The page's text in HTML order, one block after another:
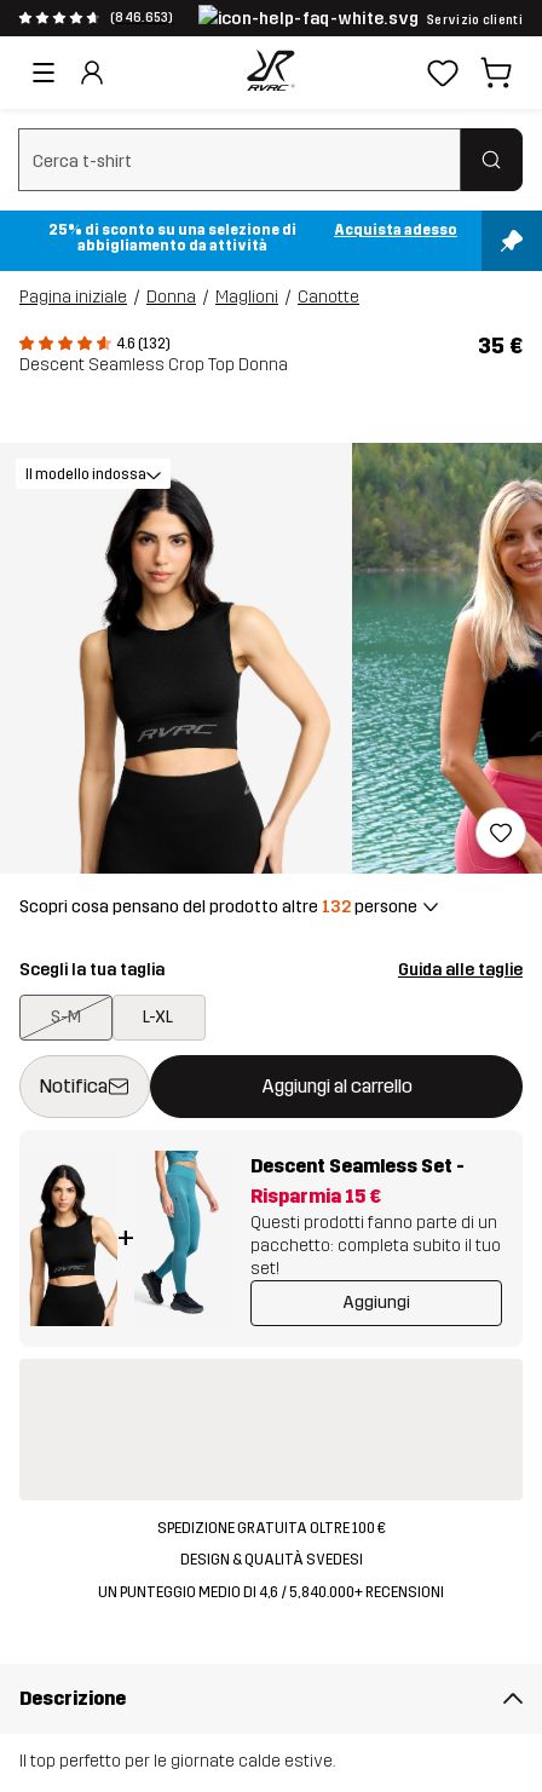
(846.653) Servizio clienti
Cancella ricerca
25% di sconto su una selezione di
abbigliamento da attività
Acquista adesso
Pagina iniziale Donna Maglioni Canotte
4.6 (132)
Descent Seamless Crop Top Donna
35 €
Il modello indossa
Scopri cosa pensano del prodotto altre 132persone
Scegli la tua taglia Guida alle taglie
S-M L-XL
Notifica Aggiungi al carrello
Questo tasto aprirà una finestra modale per confermare un
{{size}} non disponibile
+
Descent Seamless Set -
Risparmia 15 €
Questi prodotti fanno parte di un
pacchetto: completa subito il tuo
set!
Aggiungi
SPEDIZIONE GRATUITA OLTRE 100 €
DESIGN & QUALITÀ SVEDESI
UN PUNTEGGIO MEDIO DI 4,6 / 5, 840.000+ RECENSIONI
Descrizione
Il top perfetto per le giornate calde estive.